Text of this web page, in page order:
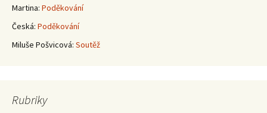
Martina: Poděkování
Česká: Poděkování
Miluše Pošvicová: Soutěž
Rubriky